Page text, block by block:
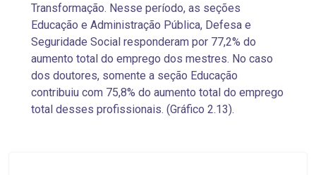
Transformação. Nesse período, as seções
Educação e Administração Pública, Defesa e
Seguridade Social responderam por 77,2% do
aumento total do emprego dos mestres. No caso
dos doutores, somente a seção Educação
contribuiu com 75,8% do aumento total do emprego
total desses profissionais. (Gráfico 2.13).